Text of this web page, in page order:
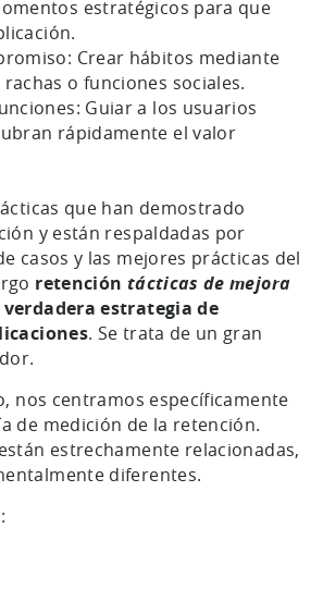
estratégicos para que
Crear hábitos mediante
o funciones sociales.
Guiar a los usuarios
rápidamente el valor
que han demostrado
y están respaldadas por
casos y las mejores prácticas del
retención tácticas de mejora
estrategia de
. Se trata de un gran
nos centramos específicamente
de medición de la retención.
estrechamente relacionadas,
diferentes.